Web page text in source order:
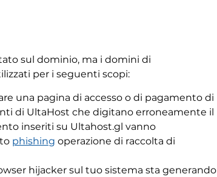
sul dominio, ma i domini di
per i seguenti scopi:
una pagina di accesso o di pagamento di
di UltaHost che digitano erroneamente il
inseriti su Ultahost.gl vanno
phishing operazione di raccolta di
hijacker sul tuo sistema sta generando